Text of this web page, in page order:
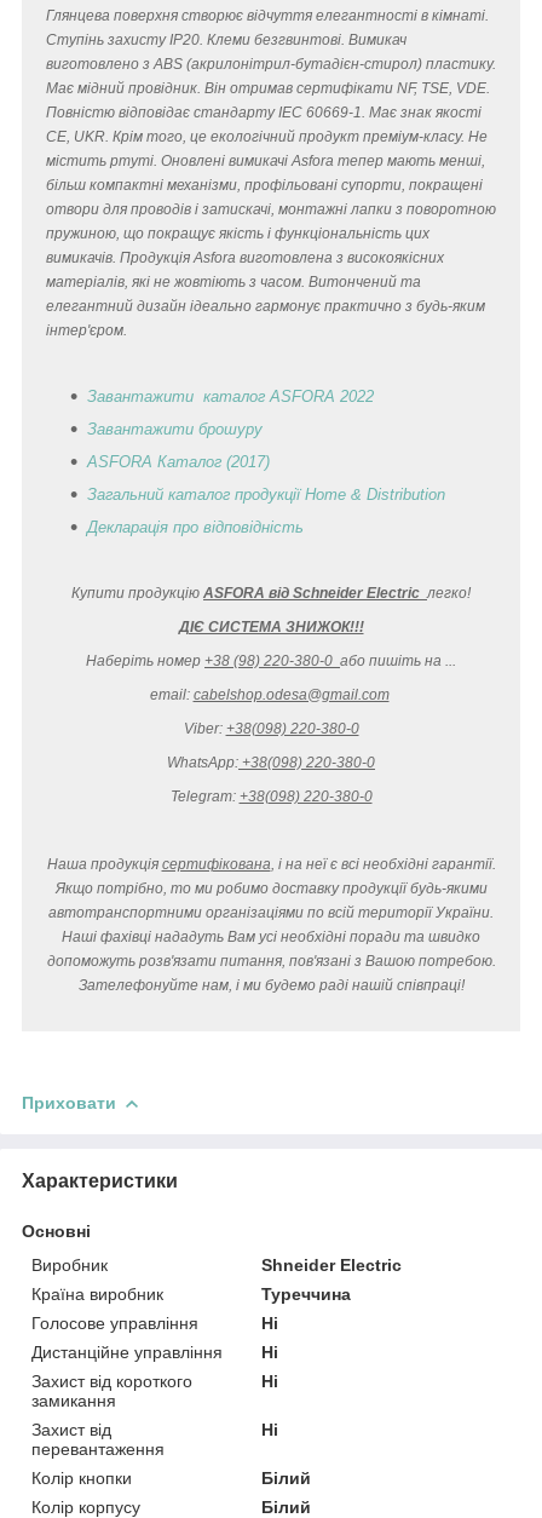
Глянцева поверхня створює відчуття елегантності в кімнаті.
Ступінь захисту IP20. Клеми безгвинтові. Вимикач
виготовлено з ABS (акрилонітрил-бутадієн-стирол) пластику.
Має мідний провідник. Він отримав сертифікати NF, TSE, VDE.
Повністю відповідає стандарту IEC 60669-1. Має знак якості
CE, UKR. Крім того, це екологічний продукт преміум-класу. Не
містить ртуті. Оновлені вимикачі Asfora тепер мають менші,
більш компактні механізми, профільовані супорти, покращені
отвори для проводів і затискачі, монтажні лапки з поворотною
пружиною, що покращує якість і функціональність цих
вимикачів. Продукція Asfora виготовлена з високоякісних
матеріалів, які не жовтіють з часом. Витончений та
елегантний дизайн ідеально гармонує практично з будь-яким
інтер'єром.
Завантажити каталог ASFORA 2022
Завантажити брошуру
ASFORA Каталог (2017)
Загальний каталог продукції Home & Distribution
Декларація про відповідність
Купити продукцію ASFORA від Schneider Electric легко!
ДІЄ СИСТЕМА ЗНИЖОК!!!
Наберіть номер +38 (98) 220-380-0 або пишіть на ...
email: cabelshop.odesa@gmail.com
Viber: +38(098) 220-380-0
WhatsApp: +38(098) 220-380-0
Telegram: +38(098) 220-380-0
Наша продукція сертифікована , і на неї є всі необхідні гарантії.
Якщо потрібно, то ми робимо доставку продукції будь-якими
автотранспортними організаціями по всій території України.
Наші фахівці нададуть Вам усі необхідні поради та швидко
допоможуть розв'язати питання, пов'язані з Вашою потребою.
Зателефонуйте нам, і ми будемо раді нашій співпраці!
Приховати
Характеристики
Основні
Виробник
Shneider Electric
Країна виробник
Туреччина
Голосове управління
Ні
Дистанційне управління
Ні
Захист від короткого
замикання
Ні
Захист від
перевантаження
Ні
Колір кнопки
Білий
Колір корпусу
Білий